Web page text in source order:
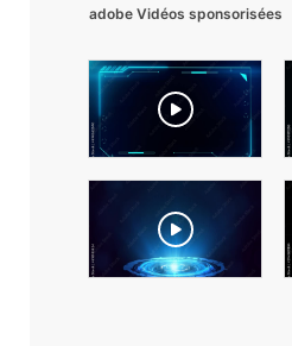
adobe Vidéos sponsorisées